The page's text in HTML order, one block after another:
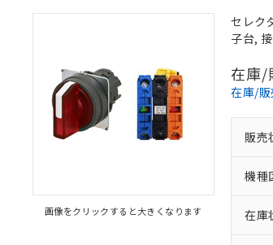
画像をクリックすると大きくなります
セレク
子台,
在庫/
在庫/販
販売
機種
在庫